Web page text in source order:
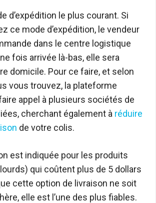
d’expédition le plus courant. Si
ce mode d’expédition, le vendeur
dans le centre logistique
fois arrivée là-bas, elle sera
domicile. Pour ce faire, et selon
vous trouvez, la plateforme
appel à plusieurs sociétés de
cherchant également à réduire
de votre colis.
est indiquée pour les produits
qui coûtent plus de 5 dollars
cette option de livraison ne soit
elle est l’une des plus fiables.